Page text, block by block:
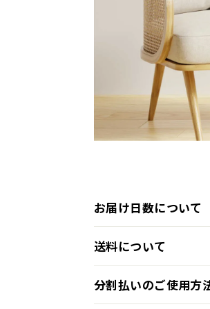
お届け日数について
送料について
分割払いのご使用方